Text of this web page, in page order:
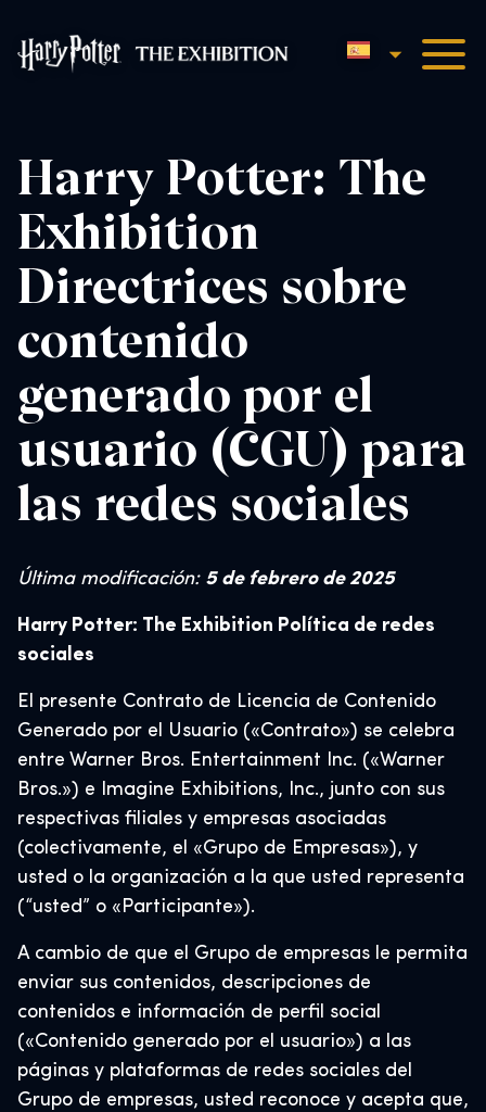
Harry Potter™: The
Español
Harry Potter: The
Exhibition
Directrices sobre
contenido
generado por el
usuario (CGU) para
las redes sociales
Última modificación: 5 de febrero de 2025
Harry Potter: The Exhibition Política de redes
sociales
El presente Contrato de Licencia de Contenido
Generado por el Usuario («Contrato») se celebra
entre Warner Bros. Entertainment Inc. («Warner
Bros.») e Imagine Exhibitions, Inc., junto con sus
respectivas filiales y empresas asociadas
(colectivamente, el «Grupo de Empresas»), y
usted o la organización a la que usted representa
(“usted” o «Participante»).
A cambio de que el Grupo de empresas le permita
enviar sus contenidos, descripciones de
contenidos e información de perfil social
(«Contenido generado por el usuario») a las
páginas y plataformas de redes sociales del
Grupo de empresas, usted reconoce y acepta que,